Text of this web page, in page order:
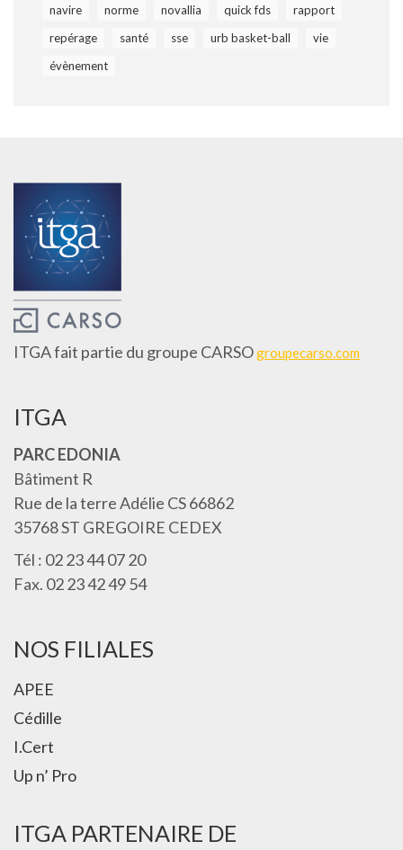
navire
norme novallia quick fds
rapport
repérage
santé sse urb basket-ball
vie
évènement
ITGA fait partie du groupe CARSOgroupecarso.com
ITGA
PARC EDONIA
Bâtiment R
Rue de la terre Adélie CS 66862
35768 ST GREGOIRE CEDEX
Tél : 02 23 44 07 20
Fax. 02 23 42 49 54
NOS FILIALES
APEE
Cédille
I.Cert
Up n’ Pro
ITGA PARTENAIRE DE